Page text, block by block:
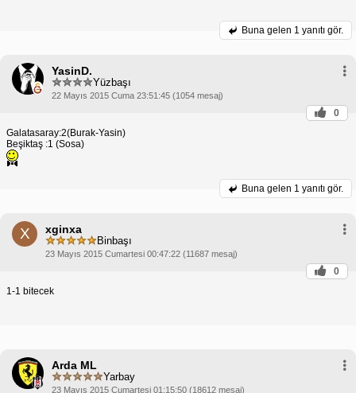
Buna gelen 1 yanıtı gör.
YasinD.
Yüzbaşı
22 Mayıs 2015 Cuma 23:51:45 (1054 mesaj)
0
Galatasaray:2(Burak-Yasin)
Beşiktaş :1 (Sosa)
Buna gelen 1 yanıtı gör.
X xginxa
Binbaşı
23 Mayıs 2015 Cumartesi 00:47:22 (11687 mesaj)
0
1-1 bitecek
Arda ML
Yarbay
23 Mayıs 2015 Cumartesi 01:15:50 (18612 mesaj)